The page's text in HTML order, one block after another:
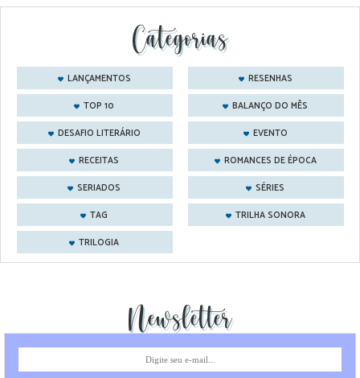
Categorias
LANÇAMENTOS
RESENHAS
TOP 10
BALANÇO DO MÊS
DESAFIO LITERÁRIO
EVENTO
RECEITAS
ROMANCES DE ÉPOCA
SERIADOS
SÉRIES
TAG
TRILHA SONORA
TRILOGIA
Newsletter